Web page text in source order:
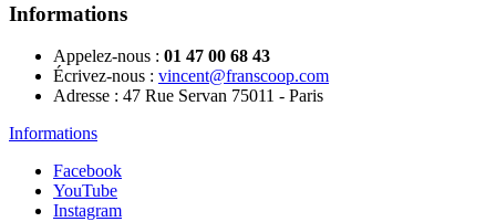
Informations
Appelez-nous : 01 47 00 68 43
Écrivez-nous : vincent@franscoop.com
Adresse : 47 Rue Servan 75011 - Paris
Informations
Facebook
YouTube
Instagram